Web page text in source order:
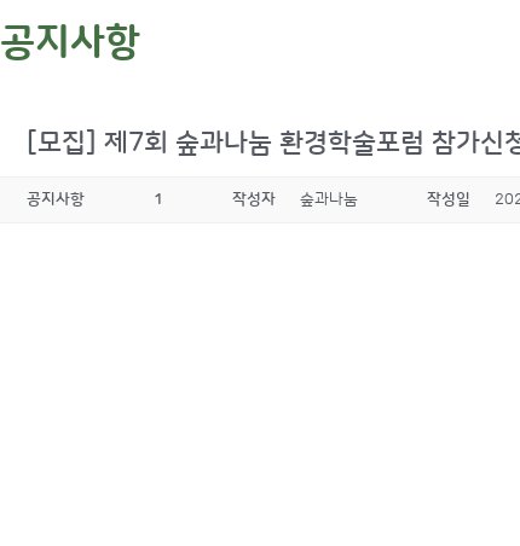
공지사항
[모집] 제7회 숲과나눔 환경학술포럼 참가
공지사항 1 작성자 숲과나눔 작성일